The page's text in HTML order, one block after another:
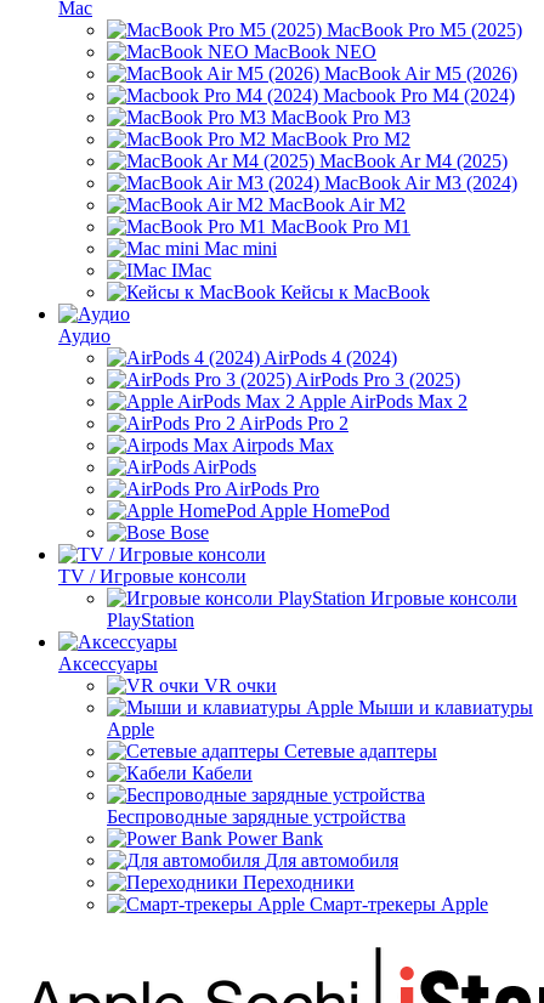
Mac
MacBook Pro M5 (2025)
MacBook NEO
MacBook Air M5 (2026)
Macbook Pro M4 (2024)
MacBook Pro M3
MacBook Pro M2
MacBook Ar M4 (2025)
MacBook Air M3 (2024)
MacBook Air M2
MacBook Pro M1
Mac mini
IMac
Кейсы к MacBook
Аудио
AirPods 4 (2024)
AirPods Pro 3 (2025)
Apple AirPods Max 2
AirPods Pro 2
Airpods Max
AirPods
AirPods Pro
Apple HomePod
Bose
TV / Игровые консоли
Игровые консоли
PlayStation
Аксессуары
VR очки
Мыши и клавиатуры
Apple
Сетевые адаптеры
Кабели
Беспроводные зарядные устройства
Power Bank
Для автомобиля
Переходники
Смарт-трекеры Apple